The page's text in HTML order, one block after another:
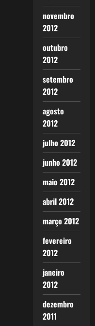
novembro
2012
outubro
2012
setembro
2012
agosto
2012
julho 2012
junho 2012
maio 2012
abril 2012
março 2012
fevereiro
2012
janeiro
2012
dezembro
2011